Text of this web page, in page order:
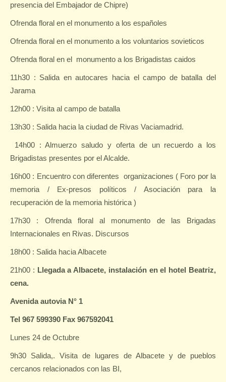
presencia del Embajador de Chipre)
Ofrenda floral en el monumento a los españoles
Ofrenda floral en el monumento a los voluntarios sovieticos
Ofrenda floral en el monumento a los Brigadistas caidos
11h30 : Salida en autocares hacia el campo de batalla del
Jarama
12h00 : Visita al campo de batalla
13h30 : Salida hacia la ciudad de Rivas Vaciamadrid.
14h00 : Almuerzo saludo y oferta de un recuerdo a los
Brigadistas presentes por el Alcalde.
16h00 : Encuentro con diferentes
organizaciones ( Foro por la
memoria / Ex-presos políticos / Asociación para la
recuperación de la memoria histórica )
17h30 : Ofrenda floral al monumento de las Brigadas
Internacionales en Rivas. Discursos
18h00 : Salida hacia Albacete
21h00 : Llegada a Albacete, instalación en el hotel Beatriz,
cena.
Avenida autovia N° 1
Tel 967 599390 Fax 967592041
Lunes 24 de Octubre
9h30 Salida,. Visita de lugares de Albacete y de pueblos
cercanos relacionados con las BI,